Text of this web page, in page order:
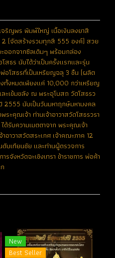
ริญพร พิมพ์ใหญ่ เนื้อเงินลงยาสี
2 (จัดสร้างรวมทุกสี 555 องค์) สวย
ออกจากซีลเดิมๆ พร้อมกล่อง
สธร นับได้ว่าเป็นครั้งแรกและรุ่น
อโสธรที่เป็นเหรียญฉลุ 3 ชิ้น (ผลิต
ทั้งหมดเพียงแค่ 10,000 กว่าเหรียญ
ะเข้มขลัง ณ พระอุโบสถ วัดโสธรว
2555 นับเป็นวันมหาฤกษ์มหามงคล
ะคุณเจ้า ท่านเจ้าอาวาสวัดโสธรวรา
ด้รับความเมตตาจาก พระคุณเจ้า
อาวาสวัดสระเกศ เจ้าคณะภาค 12
ดับเทียนชัย และท่านผู้ตรวจการ
จังหวัดฉะเชิงเทรา ข้าราชการ พ่อค้า
New
Best Seller